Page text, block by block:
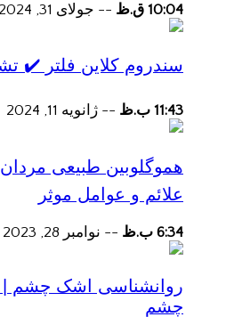
10:04 ق.ظ -- جولای 31, 2024
سندروم کلاین فلتر ✔️
11:43 ب.ظ -- ژانویه 11, 2024
هموگلوبین طبیعی
علائم و عوامل موثر
6:34 ب.ظ -- نوامبر 28, 2023
روانشناسی اشک چشم |
چشم